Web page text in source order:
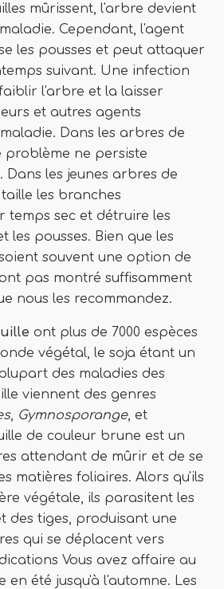
mûrissent, l'arbre devient
Cependant, l'agent
les pousses et peut attaquer
suivant. Une infection
l'arbre et la laisser
et autres agents
Dans les arbres de
problème ne persiste
Dans les jeunes arbres de
les branches
temps sec et détruire les
les pousses. Bien que les
souvent une option de
pas montré suffisamment
nous les recommandez.
ont plus de 7000 espèces
végétal, le soja étant un
des maladies des
viennent des genres
, Gymnosporange, et
de couleur brune est un
attendant de mûrir et de se
matières foliaires. Alors qu'ils
végétale, ils parasitent les
des tiges, produisant une
qui se déplacent vers
Vous avez affaire au
en été jusqu'à l'automne. Les